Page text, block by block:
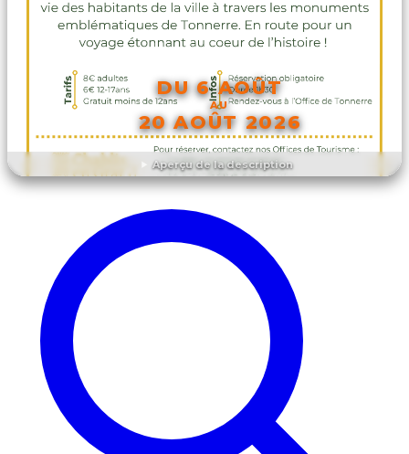
Aperçu de la description
DU 6 AOÛT
AU
20 AOÛT 2026
DÉCOUVRIR L'ÉVÉNEMENT